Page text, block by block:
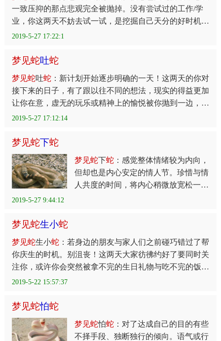
一致压抑的那点悲观完全被抛掉。没有尝试过的工作/学
业，你这两天不妨去试一试，是挖掘自己天分的好时机。
恋情方面的发展顺利，功利的气氛在慢慢散去，你可望与
2019-5-27 17:22:1
梦 见蛇吐蛇
梦见蛇吐蛇：新计划开始逐步明确的一天！这两天的你对
接下来的日子，有了跟以往不同的想法，现实的得益更加
让你在意，虚无的玩乐或精神上的愉悦被你抛到一边，从
这两天开始的这个工作/学业周，你会像工蚁一样让自己
2019-5-27 17:12:14
梦 见蛇下蛇
梦见蛇下蛇：感觉整体情绪较为内向，
但却也是内心安定的情人节。珍惜与情
人共度的时间，将内心稍微放宽松一些
2019-5-27 9:44:12
梦 见蛇生小蛇
梦见蛇生小蛇：若身边的朋友与家人们之前碰巧错过了帮
你庆生的时机。别沮丧！这两天大家彷彿约好了要同时关
注你，或许你会突然被拿不完的生日礼物与吃不完的饭局
邀约淹没，而感到受宠若惊喔！这两天生日的你更加幸运
2019-5-22 15:57:37
梦 见蛇怕蛇
梦见蛇怕蛇：对了达成自己的目的有些
不择手段、独断独行的倾向。语气或行